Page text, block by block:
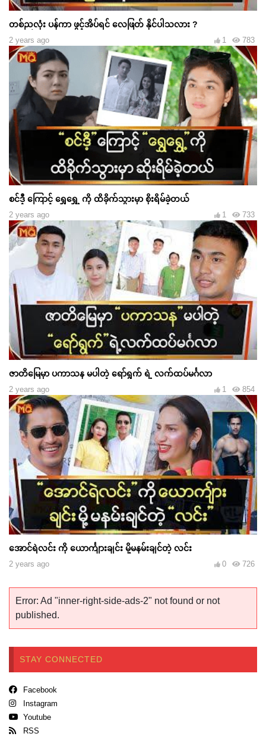
တစ်ညလုံး ပန်ကာ ဖွင့်အိပ်ရင် လေဖြတ် နိုင်ပါသလား ?
2 years ago 783
1
စင်ဒီ့ ကြောင့် ရွှေရွှေ့ ကို ထိခိုက်သွားမှာ စိုးရိမ်ခဲ့တယ်
2 years ago 733
1
ဇာတိမြေမှာ ပကာသန မပါတဲ့ ရော်ရွက် ရဲ့ လက်ထပ်မင်္ဂလာ
2 years ago 854
1
အောင်ရဲလင်း ကို ယောင်္ကျားချင်း မို့မနမ်းချင်တဲ့ လင်း
2 years ago 726
0
Error: Ad "inner-right-side-ads-2" not found or not
published.
STAY CONNECTED
Facebook
Instagram
Youtube
RSS